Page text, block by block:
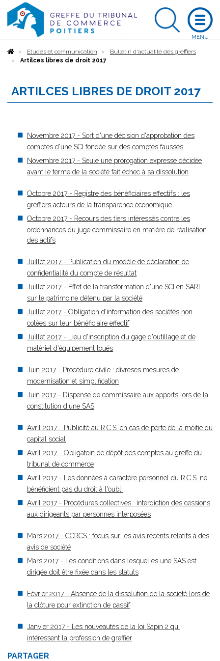
AccueilEtudes et communication
Bulletin d'actualité des greffiers
Artilces libres de droit 2017
ARTILCES LIBRES DE DROIT 2017
Novembre 2017 - Sort d'une décision d'approbation des
comptes d'une SCI fondée sur des comptes faussés
Novembre 2017 - Seule une prorogation expresse décidée
avant le terme de la société fait échec à sa dissolution
Octobre 2017 - Registre des bénéficiaires effectifs : les
greffiers acteurs de la transparence économique
Octobre 2017 - Recours des tiers intéressés contre les
ordonnances du juge commissaire en matière de réalisation
des actifs
Juillet 2017 - Publication du modèle de déclaration de
confidentialité du compte de résultat
Juillet 2017 - Effet de la transformation d'une SCI en SARL
sur le patrimoine détenu par la société
Juillet 2017 - Obligation d'information des sociétés non
cotées sur leur bénéficiaire effectif
Juillet 2017 - Lieu d'inscription du gage d'outillage et de
matériel d'équipement loués
Juin 2017 - Procédure civile : divreses mesures de
modernisation et simplification
Juin 2017 - Dispense de commissaire aux apports lors de la
constitution d'une SAS
Avril 2017 - Publicité au R.C.S. en cas de perte de la moitié du
capital social
Avril 2017 - Obligatoin de dépôt des comptes au greffe du
tribunal de commerce
Avril 2017 - Les données à caractère personnel du R.C.S. ne
bénéficient pas du droit à l'oubli
Avril 2017 - Procédures collectives : interdiction des cessions
aux dirigeants par personnes interposées
Mars 2017 - CCRCS : focus sur les avis récents relatifs à des
avis de société
Mars 2017 - Les conditions dans lesquelles une SAS est
dirigée doit être fixée dans les statuts
Février 2017 - Absence de la dissolution de la société lors de
la clôture pour extinction de passif
Janvier 2017 - Les nouveautés de la loi Sapin 2 qui
intéressent la profession de greffier
PARTAGER